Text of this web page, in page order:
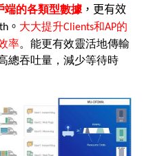
端的各類型數據 ，更有效
。 大大提升Clients和AP的
率。能更有效靈活地傳輸
總吞吐量，減少等待時